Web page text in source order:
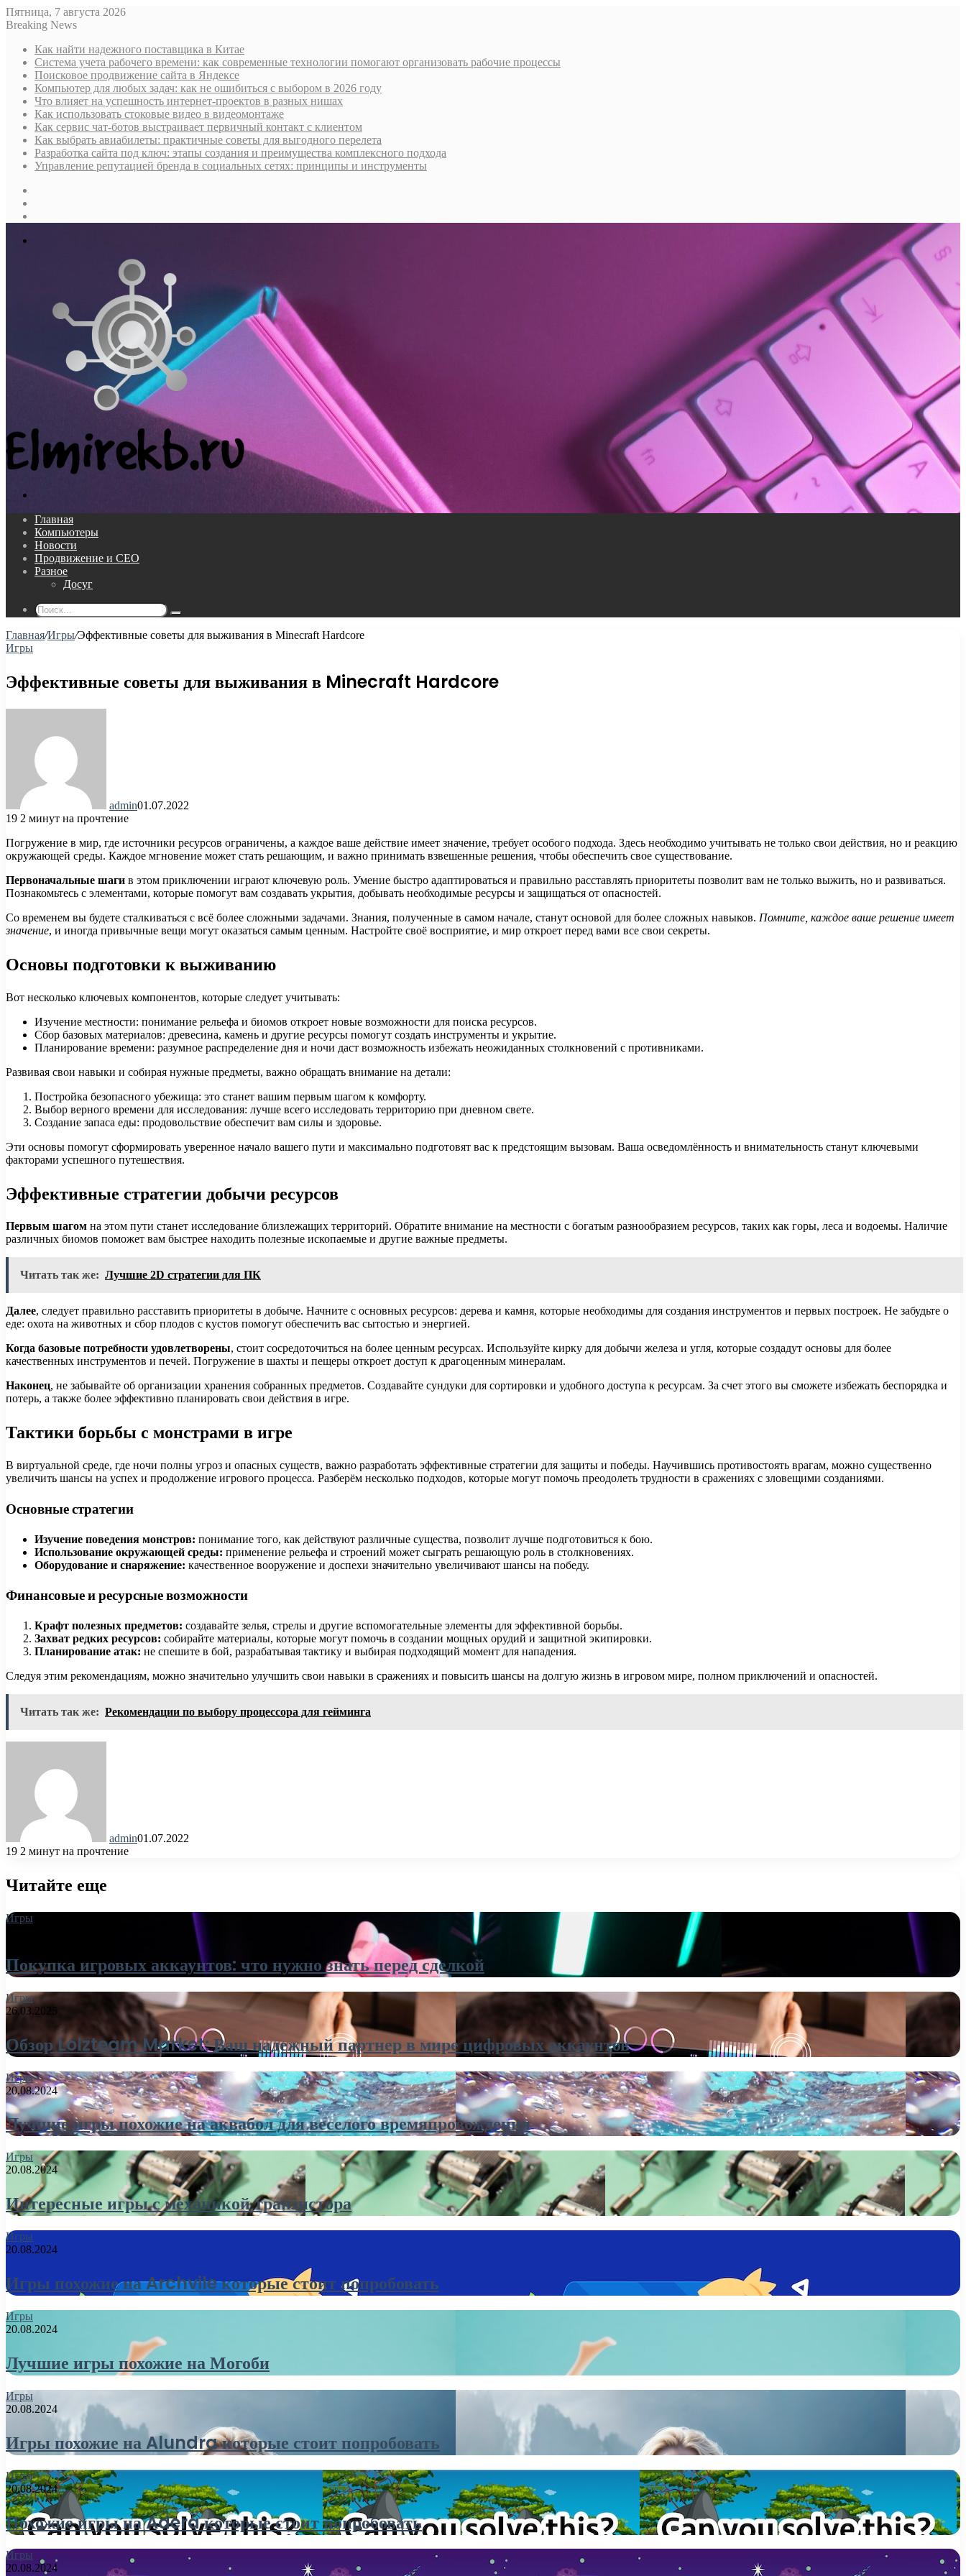
Пятница, 7 августа 2026
Breaking News
Как найти надежного поставщика в Китае
Система учета рабочего времени: как современные технологии помогают организовать рабочие процессы
Поисковое продвижение сайта в Яндексе
Компьютер для любых задач: как не ошибиться с выбором в 2026 году
Что влияет на успешность интернет-проектов в разных нишах
Как использовать стоковые видео в видеомонтаже
Как сервис чат-ботов выстраивает первичный контакт с клиентом
Как выбрать авиабилеты: практичные советы для выгодного перелета
Разработка сайта под ключ: этапы создания и преимущества комплексного подхода
Управление репутацией бренда в социальных сетях: принципы и инструменты
Главная
Компьютеры
Новости
Продвижение и СЕО
Разное
Досуг
Поиск...
Главная/Игры/Эффективные советы для выживания в Minecraft Hardcore
Игры
Эффективные советы для выживания в Minecraft Hardcore
admin01.07.2022
19 2 минут на прочтение
Погружение в мир, где источники ресурсов ограничены, а каждое ваше действие имеет значение, требует особого подхода. Здесь необходимо учитывать не только свои действия, но и реакцию
окружающей среды. Каждое мгновение может стать решающим, и важно принимать взвешенные решения, чтобы обеспечить свое существование.
Первоначальные шаги в этом приключении играют ключевую роль. Умение быстро адаптироваться и правильно расставлять приоритеты позволит вам не только выжить, но и развиваться.
Познакомьтесь с элементами, которые помогут вам создавать укрытия, добывать необходимые ресурсы и защищаться от опасностей.
Со временем вы будете сталкиваться с всё более сложными задачами. Знания, полученные в самом начале, станут основой для более сложных навыков. Помните, каждое ваше решение имеет
значение, и иногда привычные вещи могут оказаться самым ценным. Настройте своё восприятие, и мир откроет перед вами все свои секреты.
Основы подготовки к выживанию
Вот несколько ключевых компонентов, которые следует учитывать:
Изучение местности: понимание рельефа и биомов откроет новые возможности для поиска ресурсов.
Сбор базовых материалов: древесина, камень и другие ресурсы помогут создать инструменты и укрытие.
Планирование времени: разумное распределение дня и ночи даст возможность избежать неожиданных столкновений с противниками.
Развивая свои навыки и собирая нужные предметы, важно обращать внимание на детали:
Постройка безопасного убежища: это станет вашим первым шагом к комфорту.
Выбор верного времени для исследования: лучше всего исследовать территорию при дневном свете.
Создание запаса еды: продовольствие обеспечит вам силы и здоровье.
Эти основы помогут сформировать уверенное начало вашего пути и максимально подготовят вас к предстоящим вызовам. Ваша осведомлённость и внимательность станут ключевыми
факторами успешного путешествия.
Эффективные стратегии добычи ресурсов
Первым шагом на этом пути станет исследование близлежащих территорий. Обратите внимание на местности с богатым разнообразием ресурсов, таких как горы, леса и водоемы. Наличие
различных биомов поможет вам быстрее находить полезные ископаемые и другие важные предметы.
Читать так же: Лучшие 2D стратегии для ПК
Далее, следует правильно расставить приоритеты в добыче. Начните с основных ресурсов: дерева и камня, которые необходимы для создания инструментов и первых построек. Не забудьте о
еде: охота на животных и сбор плодов с кустов помогут обеспечить вас сытостью и энергией.
Когда базовые потребности удовлетворены, стоит сосредоточиться на более ценным ресурсах. Используйте кирку для добычи железа и угля, которые создадут основы для более
качественных инструментов и печей. Погружение в шахты и пещеры откроет доступ к драгоценным минералам.
Наконец, не забывайте об организации хранения собранных предметов. Создавайте сундуки для сортировки и удобного доступа к ресурсам. За счет этого вы сможете избежать беспорядка и
потерь, а также более эффективно планировать свои действия в игре.
Тактики борьбы с монстрами в игре
В виртуальной среде, где ночи полны угроз и опасных существ, важно разработать эффективные стратегии для защиты и победы. Научившись противостоять врагам, можно существенно
увеличить шансы на успех и продолжение игрового процесса. Разберём несколько подходов, которые могут помочь преодолеть трудности в сражениях с зловещими созданиями.
Основные стратегии
Изучение поведения монстров: понимание того, как действуют различные существа, позволит лучше подготовиться к бою.
Использование окружающей среды: применение рельефа и строений может сыграть решающую роль в столкновениях.
Оборудование и снаряжение: качественное вооружение и доспехи значительно увеличивают шансы на победу.
Финансовые и ресурсные возможности
Крафт полезных предметов: создавайте зелья, стрелы и другие вспомогательные элементы для эффективной борьбы.
Захват редких ресурсов: собирайте материалы, которые могут помочь в создании мощных орудий и защитной экипировки.
Планирование атак: не спешите в бой, разрабатывая тактику и выбирая подходящий момент для нападения.
Следуя этим рекомендациям, можно значительно улучшить свои навыки в сражениях и повысить шансы на долгую жизнь в игровом мире, полном приключений и опасностей.
Читать так же: Рекомендации по выбору процессора для гейминга
admin01.07.2022
19 2 минут на прочтение
Читайте еще
Игры
Покупка игровых аккаунтов: что нужно знать перед сделкой
Игры
26.03.2025
Обзор Lolzteam Market: Ваш надежный партнер в мире цифровых аккаунтов
Игры
20.08.2024
Лучшие игры похожие на аквабол для веселого времяпровождения
Игры
20.08.2024
Интересные игры с механикой транзистора
Игры
20.08.2024
Игры похожие на Archvile которые стоит попробовать
Игры
20.08.2024
Лучшие игры похожие на Могоби
Игры
20.08.2024
Игры похожие на Alundra которые стоит попробовать
Игры
20.08.2024
Похожие игры на Adera которые стоит попробовать
Игры
20.08.2024